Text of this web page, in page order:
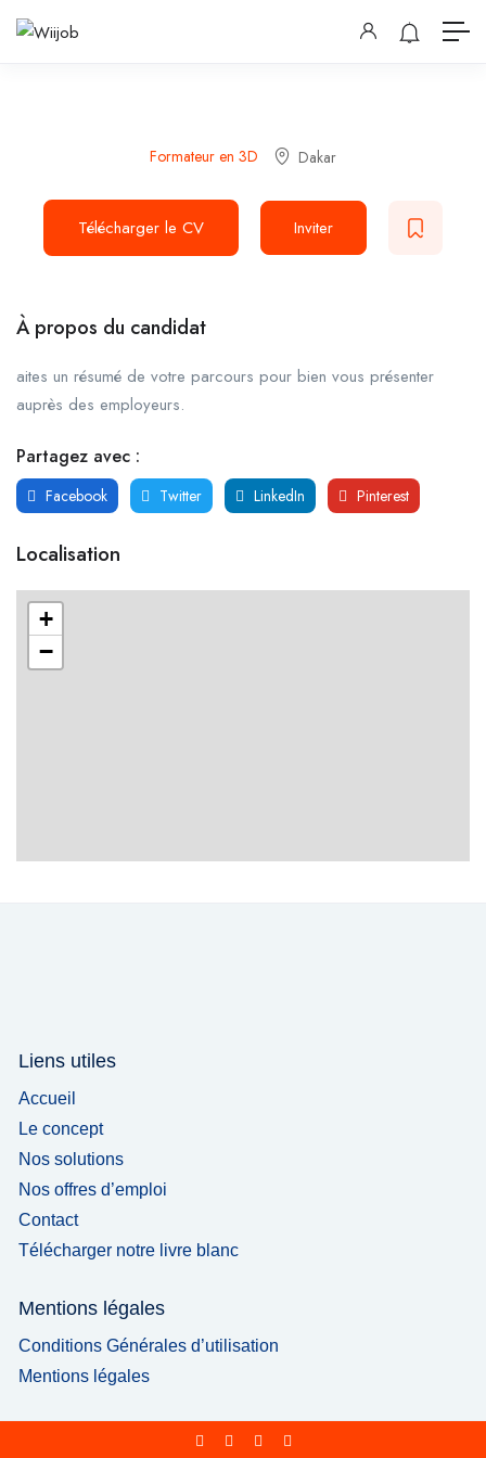
Formateur en 3D Dakar
Télécharger le CV Inviter
À propos du candidat
aites un résumé de votre parcours pour bien vous présenter
auprès des employeurs.
Partagez avec :
Facebook Twitter LinkedIn Pinterest
Localisation
+
−
Liens utiles
Accueil
Le concept
Nos solutions
Nos offres d’emploi
Contact
Télécharger notre livre blanc
Mentions légales
Conditions Générales d’utilisation
Mentions légales